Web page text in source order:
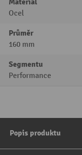
Materiál
Ocel
Průměr
160 mm
Segmentu
Performance
Popis produktu